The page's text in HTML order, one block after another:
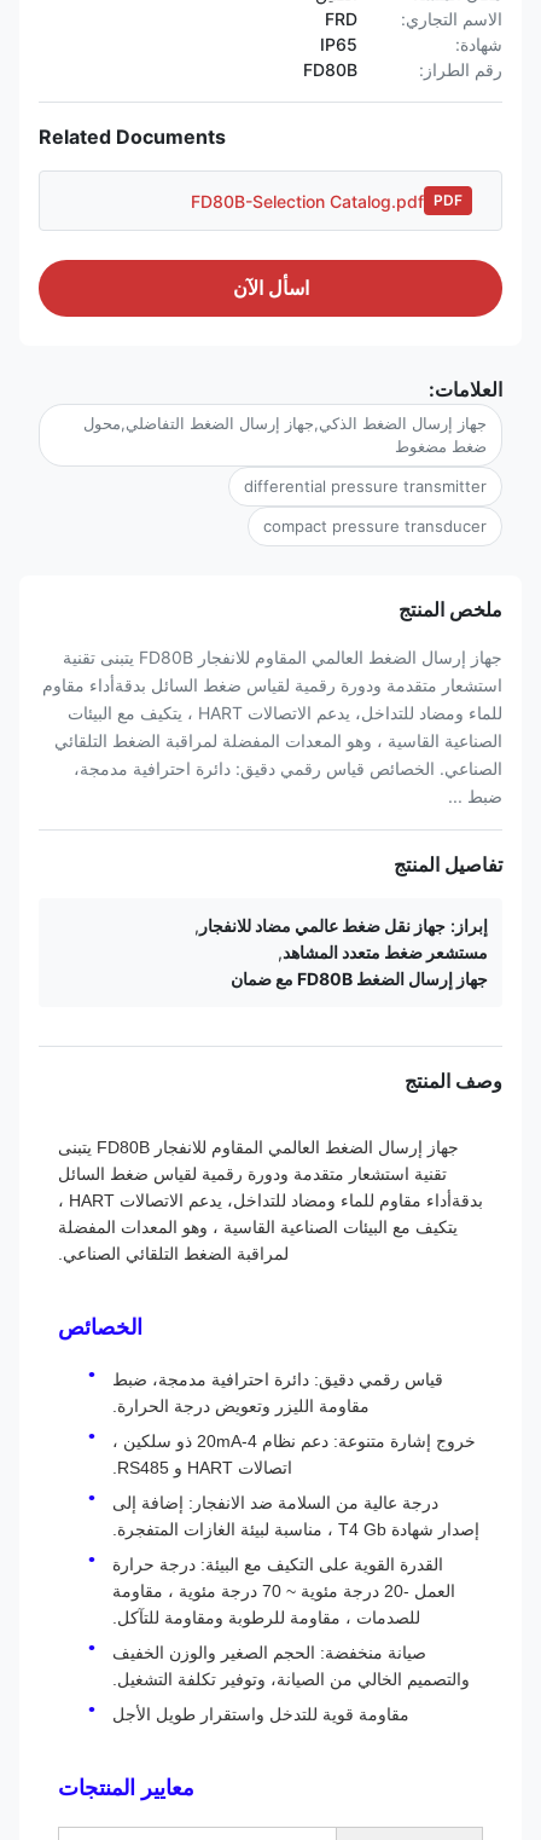
الاسم التجاري:
شهادة:
رقم الطراز:
FD80B
Related Documents
FD80B-Selection Catalog.pdf
اسأل الآن
العلامات:
جهاز إرسال الضغط الذكي,جهاز إرسال الضغط التفاضلي,محول
ضغط مضغوط
differential pressure transmitter
compact pressure transducer
ملخص المنتج
جهاز إرسال الضغط العالمي المقاوم للانفجار FD80B يتبنى تقنية
استشعار متقدمة ودورة رقمية لقياس ضغط السائل بدقةأداء مقاوم
للماء ومضاد للتداخل، يدعم الاتصالات HART ، يتكيف مع البيئات
الصناعية القاسية ، وهو المعدات المفضلة لمراقبة الضغط التلقائي
الصناعي. الخصائص قياس رقمي دقيق: دائرة احترافية مدمجة،
ضبط ...
تفاصيل المنتج
جهاز نقل ضغط عالمي مضاد للانفجار,
مستشعر ضغط متعدد المشاهد,
جهاز إرسال الضغط FD80B مع ضمان
وصف المنتج
جهاز إرسال الضغط العالمي المقاوم للانفجار FD80B يتبنى
تقنية استشعار متقدمة ودورة رقمية لقياس ضغط السائل
بدقةأداء مقاوم للماء ومضاد للتداخل، يدعم الاتصالات HART ،
يتكيف مع البيئات الصناعية القاسية ، وهو المعدات المفضلة
لمراقبة الضغط التلقائي الصناعي.
الخصائص
قياس رقمي دقيق: دائرة احترافية مدمجة، ضبط
مقاومة الليزر وتعويض درجة الحرارة.
خروج إشارة متنوعة: دعم نظام 4-20mA ذو سلكين ،
اتصالات HART و RS485.
درجة عالية من السلامة ضد الانفجار: إضافة إلى
إصدار شهادة T4 Gb ، مناسبة لبيئة الغازات المتفجرة.
القدرة القوية على التكيف مع البيئة: درجة حرارة
العمل -20 درجة مئوية ~ 70 درجة مئوية ، مقاومة
للصدمات ، مقاومة للرطوبة ومقاومة للتآكل.
صيانة منخفضة: الحجم الصغير والوزن الخفيف
والتصميم الخالي من الصيانة، وتوفير تكلفة التشغيل.
مقاومة قوية للتدخل واستقرار طويل الأجل
معايير المنتجات